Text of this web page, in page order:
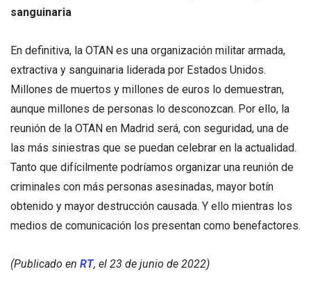
sanguinaria
En definitiva, la OTAN es una organización militar armada,
extractiva y sanguinaria liderada por Estados Unidos.
Millones de muertos y millones de euros lo demuestran,
aunque millones de personas lo desconozcan. Por ello, la
reunión de la OTAN en Madrid será, con seguridad, una de
las más siniestras que se puedan celebrar en la actualidad.
Tanto que difícilmente podríamos organizar una reunión de
criminales con más personas asesinadas, mayor botín
obtenido y mayor destrucción causada. Y ello mientras los
medios de comunicación los presentan como benefactores.
(Publicado en RT, el 23 de junio de 2022)